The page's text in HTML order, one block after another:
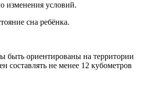
изменения условий.
сна ребёнка.
быть ориентированы на территории
составлять не менее 12 кубометров